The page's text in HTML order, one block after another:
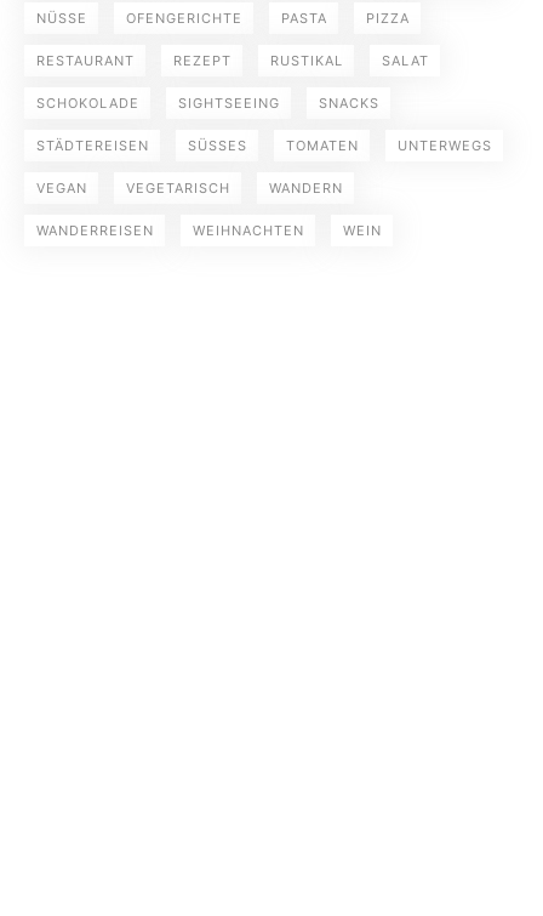
NÜSSE OFENGERICHTE PASTA PIZZA
RESTAURANT REZEPT RUSTIKAL SALAT
SCHOKOLADE SIGHTSEEING SNACKS
STÄDTEREISEN SÜSSES TOMATEN UNTERWEGS
VEGAN VEGETARISCH WANDERN
WANDERREISEN WEIHNACHTEN WEIN